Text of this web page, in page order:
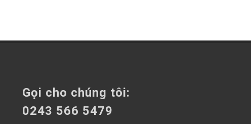
Gọi cho chúng tôi:
0243 566 5479